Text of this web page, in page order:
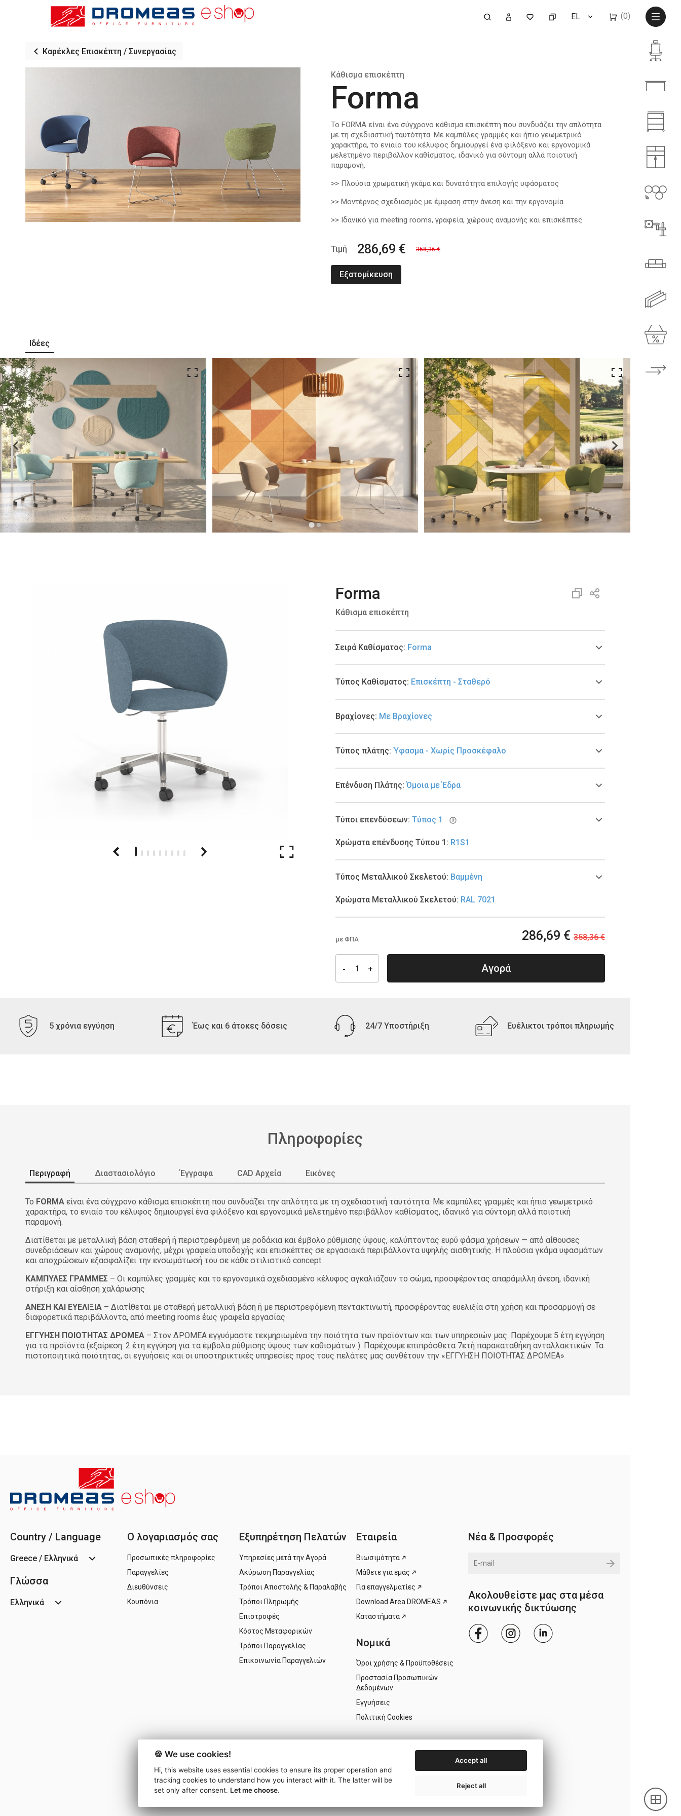
EL (0)
Καρέκλες Επισκέπτη / Συνεργασίας
Κάθισμα επισκέπτη
Forma
Το FORMAείναι ένα σύγχρονο κάθισμα επισκέπτη που συνδυάζει την απλότητα
με τη σχεδιαστική ταυτότητα. Με καμπύλες γραμμές και ήπιο γεωμετρικό
χαρακτήρα, το ενιαίο του κέλυφος δημιουργεί ένα φιλόξενο και εργονομικά
μελετημένο περιβάλλον καθίσματος, ιδανικό για σύντομη αλλά ποιοτική
παραμονή.
>> Πλούσια χρωματική γκάμα και δυνατότητα επιλογής υφάσματος
>> Μοντέρνος σχεδιασμός με έμφαση στην άνεση και την εργονομία
>> Ιδανικό για meeting rooms, γραφεία, χώρους αναμονής και επισκέπτες
Τιμή 286,69 € 358,36 €
Εξατομίκευση
Ιδέες
Forma
Κάθισμα επισκέπτη
Σειρά Καθίσματος: Forma
Τύπος Καθίσματος: Επισκέπτη - Σταθερό
Βραχίονες: Με Βραχίονες
Τύπος πλάτης: Ύφασμα - Χωρίς Προσκέφαλο
Επένδυση Πλάτης: Όμοια με Έδρα
Τύποι επενδύσεων: Τύπος 1
Χρώματα επένδυσης Τύπου 1 : R1S1
Τύπος Μεταλλικού Σκελετού: Βαμμένη
Χρώματα Μεταλλικού Σκελετού: RAL 7021
με ΦΠΑ 286,69 € 358,36 €
Αγορά
5 χρόνια εγγύηση Έως και 6 άτοκες δόσεις 24/7 Υποστήριξη Ευέλικτοι τρόποι πληρωμής
Πληροφορίες
Περιγραφή Διαστασιολόγιο Έγγραφα CAD Αρχεία Εικόνες
Το FORMA είναι ένα σύγχρονο κάθισμα επισκέπτη που συνδυάζει την απλότητα με τη σχεδιαστική ταυτότητα. Με καμπύλες γραμμές και ήπιο γεωμετρικό
χαρακτήρα, το ενιαίο του κέλυφος δημιουργεί ένα φιλόξενο και εργονομικά μελετημένο περιβάλλον καθίσματος, ιδανικό για σύντομη αλλά ποιοτική
παραμονή.
Διατίθεται με μεταλλική βάση σταθερή ή περιστρεφόμενη με ροδάκια και έμβολο ρύθμισης ύψους, καλύπτοντας ευρύ φάσμα χρήσεων — από αίθουσες
συνεδριάσεων και χώρους αναμονής, μέχρι γραφεία υποδοχής και επισκέπτες σε εργασιακά περιβάλλοντα υψηλής αισθητικής. Η πλούσια γκάμα υφασμάτων
και αποχρώσεων εξασφαλίζει την ενσωμάτωσή του σε κάθε στιλιστικό concept.
ΚΑΜΠΥΛΕΣ ΓΡΑΜΜΕΣ – Οι καμπύλες γραμμές και το εργονομικά σχεδιασμένο κέλυφος αγκαλιάζουν το σώμα, προσφέροντας απαράμιλλη άνεση, ιδανική
στήριξη και αίσθηση χαλάρωσης
ΑΝΕΣΗ ΚΑΙ ΕΥΕΛΙΞΙΑ – Διατίθεται με σταθερή μεταλλική βάση ή με περιστρεφόμενη πεντακτινωτή, προσφέροντας ευελιξία στη χρήση και προσαρμογή σε
διαφορετικά περιβάλλοντα, από meeting rooms έως γραφεία εργασίας
ΕΓΓΥΗΣΗ ΠΟΙΟΤΗΤΑΣ ΔΡΟΜΕΑ – Στον ΔΡΟΜΕΑ εγγυόμαστε τεκμηριωμένα την ποιότητα των προϊόντων και των υπηρεσιών μας. Παρέχουμε 5 έτη εγγύηση
για τα προϊόντα (εξαίρεση: 2 έτη εγγύηση για τα έμβολα ρύθμισης ύψους των καθισμάτων ). Παρέχουμε επιπρόσθετα 7ετή παρακαταθήκη ανταλλακτικών. Τα
πιστοποιητικά ποιότητας, οι εγγυήσεις και οι υποστηρικτικές υπηρεσίες προς τους πελάτες μας συνθέτουν την «ΕΓΓΥΗΣΗ ΠΟΙΟΤΗΤΑΣ ΔΡΟΜΕΑ»
Country / Language
Greece / Ελληνικά
Γλώσσα
Ελληνικά
Ο λογαριασμός σας
Προσωπικές πληροφορίες
Παραγγελίες
Διευθύνσεις
Κουπόνια
Εξυπηρέτηση Πελατών
Υπηρεσίες μετά την Αγορά
Ακύρωση Παραγγελίας
Τρόποι Αποστολής & Παραλαβής
Τρόποι Πληρωμής
Επιστροφές
Κόστος Μεταφορικών
Τρόποι Παραγγελίας
Επικοινωνία Παραγγελιών
Εταιρεία
Βιωσιμότητα
Μάθετε για εμάς
Για επαγγελματίες
Download Area DROMEAS
Καταστήματα
Νομικά
Όροι χρήσης & Προϋποθέσεις
Προστασία Προσωπικών
Δεδομένων
Εγγυήσεις
Πολιτική Cookies
Νέα & Προσφορές
Ακολουθείστε μας στα μέσα
κοινωνικής δικτύωσης
🍪 We use cookies!
Hi, this website uses essential cookies to ensure its proper operation and
tracking cookies to understand how you interact with it. The latter will be
set only after consent. Let me choose.
Accept all
Reject all